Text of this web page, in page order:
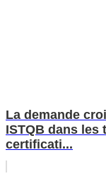
La demande
ISTQB dans les
certificati...